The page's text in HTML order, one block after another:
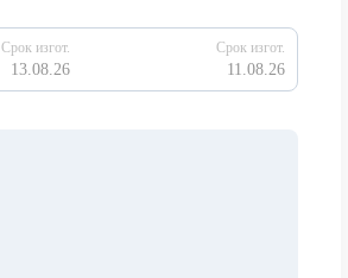
Срок изгот.
13.08.26
Срок изгот.
11.08.26